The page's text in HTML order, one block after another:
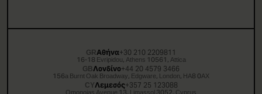
GRΑθήνα+30 210 2209811
16-18 Evripidou, Athens 10561, Attica
GBΛονδίνο+44 20 4579 3466
156a Burnt Oak Broadway, Edgware, London, HA8 0AX
CYΛεμεσός+357 25 123088